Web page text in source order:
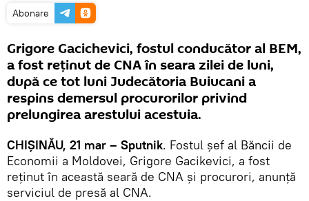
Abonare
Grigore Gacichevici, fostul conducător al BEM,
a fost reţinut de CNA în seara zilei de luni,
după ce tot luni Judecătoria Buiucani a
respins demersul procurorilor privind
prelungirea arestului acestuia.
CHIŞINĂU, 21 mar – Sputnik. Fostul şef al Băncii de
Economii a Moldovei, Grigore Gacikevici, a fost
reţinut în această seară de CNA şi procurori, anunţă
serviciul de presă al CNA.